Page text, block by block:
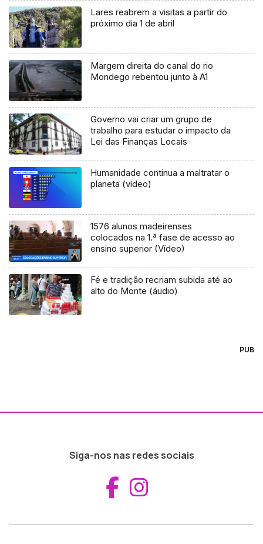
Lares reabrem a visitas a partir do
próximo dia 1 de abril
Margem direita do canal do rio
Mondego rebentou junto à A1
Governo vai criar um grupo de
trabalho para estudar o impacto da
Lei das Finanças Locais
Humanidade continua a maltratar o
planeta (vídeo)
1576 alunos madeirenses
colocados na 1.ª fase de acesso ao
ensino superior (Vídeo)
Fé e tradição recriam subida até ao
alto do Monte (áudio)
PUB
Siga-nos nas redes sociais
Aceder ao